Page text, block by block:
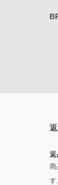
返
商
す